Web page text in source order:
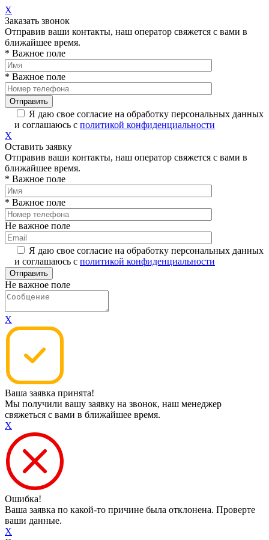
X
Заказать звонок
Отправив ваши контакты, наш оператор свяжется с вами в
ближайшее время.
* Важное поле
* Важное поле
Я даю свое согласие на обработку персональных данных
и соглашаюсь с политикой конфиденциальности
X
Оставить заявку
Отправив ваши контакты, наш оператор свяжется с вами в
ближайшее время.
* Важное поле
* Важное поле
Не важное поле
Я даю свое согласие на обработку персональных данных
и соглашаюсь с политикой конфиденциальности
Не важное поле
X
Ваша заявка принята!
Мы получили вашу заявку на звонок, наш менеджер
свяжеться с вами в ближайшее время.
X
Ошибка!
Ваша заявка по какой-то причине была отклонена. Проверте
ваши данные.
X